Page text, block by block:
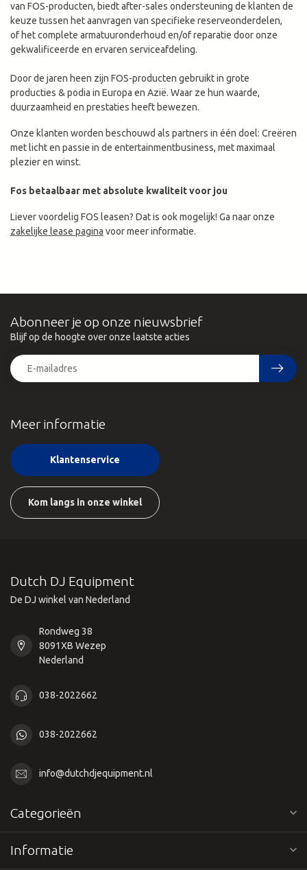
van FOS-producten, biedt after-sales ondersteuning de klanten de
keuze tussen het aanvragen van specifieke reserveonderdelen,
of het complete armatuuronderhoud en/of reparatie door onze
gekwalificeerde en ervaren serviceafdeling.
Door de jaren heen zijn FOS-producten gebruikt in grote
producties & podia in Europa en Azië. Waar ze hun waarde,
duurzaamheid en prestaties heeft bewezen.
Onze klanten worden beschouwd als partners in één doel: Creëren
met licht en passie in de entertainmentbusiness, met maximaal
plezier en winst.
Fos betaalbaar met absolute kwaliteit voor jou
Liever voordelig FOS leasen? Dat is ook mogelijk! Ga naar onze
zakelijke lease pagina voor meer informatie.
Meer informatie
Klantenservice
Kom langs in onze winkel
Abonneer je op onze nieuwsbrief
Blijf op de hoogte over onze laatste acties
Dutch DJ Equipment
De DJ winkel van Nederland
Rondweg 38
8091XB Wezep
Nederland
038-2022662
038-2022662
info@dutchdjequipment.nl
Categorieën
Informatie